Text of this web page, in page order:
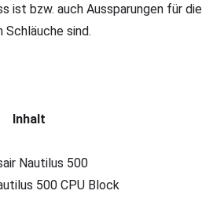
ist bzw. auch Aussparungen für die
Schläuche sind.
Inhalt
Nautilus 500
500 CPU Block